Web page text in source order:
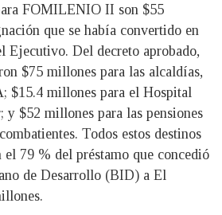
FOMILENIO II son $55
que se había convertido en
Ejecutivo. Del decreto aprobado,
$75 millones para las alcaldías,
$15.4 millones para el Hospital
y $52 millones para las pensiones
Todos estos destinos
el 79 % del préstamo que concedió
de Desarrollo (BID) a El